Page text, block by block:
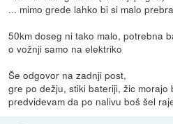
... mimo grede lahko bi si malo
50km doseg ni tako malo, potrebna
o vožnji samo na elektriko
Še odgovor na zadnji post,
gre po dežju, stiki bateriji, žic morajo
predvidevam da po nalivu boš šel